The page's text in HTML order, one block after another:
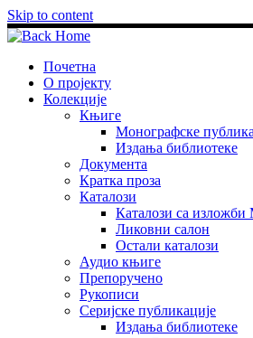
Skip to content
Почетна
О пројекту
Колекције
Књиге
Монографске
Издања библиотеке
Документа
Кратка проза
Каталози
Каталози са
Ликовни салон
Остали каталози
Аудио књиге
Препоручено
Рукописи
Серијске публикације
Издања библиотеке